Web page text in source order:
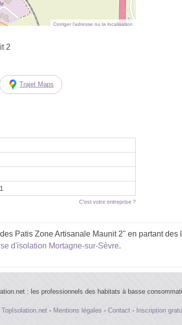
Corriger l’adresse ou la localisation
2
Trajet Maps
C'est votre entreprise ?
Patis Zone Artisanale Maunit 2" en partant des
d'isolation Mortagne-sur-Sèvre.
: les professionnels des habitats à basse
TopIsolation.net - Mentions légales - Contact - Inscription